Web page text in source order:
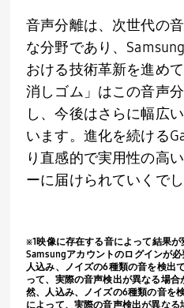
音声分離は、次世代の
な分野であり、 Samsung
おける技術革新を進め
消しゴム」はこの音声
し、今後はさらに幅広
います。進化を続ける
り直感的で実用性の高
ーに届けられていくでし
※1映像に存在する音によって結果が
Samsungアカウントのログインが
人込み、ノイズの6種類の音を検出
って、実際の音声検出が異なる場
然、人込み、ノイズの6種類の音を
によって、実際の音声検出が異なる